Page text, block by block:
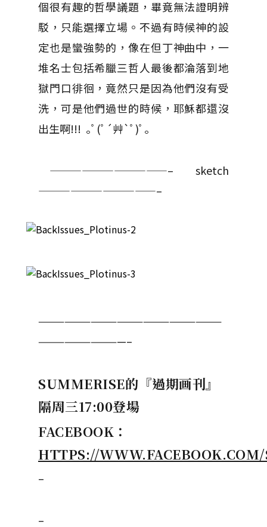
個很有趣的哲學議題，畢竟無法證明辨
駁，只能選擇立場。不過有時候神的設
定也是蠻強勢的，像在但丁神曲中，一
堆名士包括希臘三哲人最後都淪落到地
獄門口徘徊，竟然只是因為他們沒有受
洗，可是他們過世的時候，耶穌都還沒
出生啊!!! ｡ﾟ(ﾟ´艸`ﾟ)ﾟ｡
———————————– sketch
———————————–
—————————————————————
——————————–
SUMMERISE的『過期画刊』
隔周三17:00登場
FACEBOOK ：
HTTPS://
–
–